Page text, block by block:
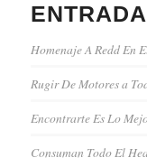
Homenaje A Redd En
Rugir De Motores a
Encontrarte Es Lo
Consuman Todo El